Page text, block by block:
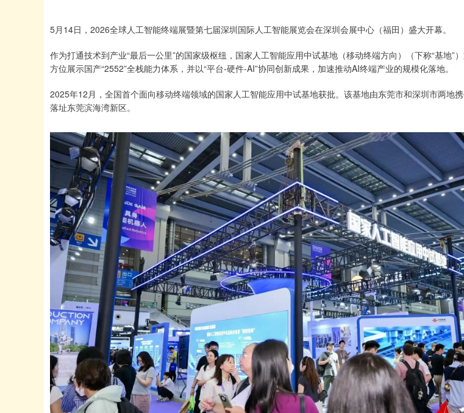
5月14日，2026全球人工智能终端展暨第七届深圳国际人工智能展览会在深圳会展中心（福田）盛大开幕。
作为打通技术到产业“最后一公里”的国家级枢纽，国家人工智能应用中试基地（移动终端方向）（下称“基地”
方位展示国产“2552”全栈能力体系，并以“平台-硬件-AI”协同创新成果，加速推动AI终端产业的规模化落地。
2025年12月，全国首个面向移动终端领域的国家人工智能应用中试基地获批。该基地由东莞市和深圳市两地
落址东莞滨海湾新区。